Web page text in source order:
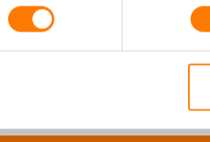
FLEXmax micro 30-40